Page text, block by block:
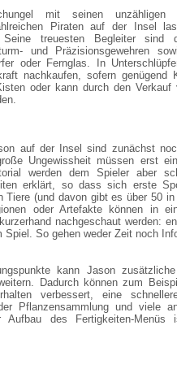
mit seinen
Piraten auf der Insel
treuesten Begleiter sind
und Präzisionsgewehren
oder Fernglas. In
nachkaufen, sofern genügend
oder kann durch den Verkauf
auf der Insel sind zunächst
Ungewissheit müssen erst
werden dem Spieler aber
erklärt, so dass sich erste
Tiere (und davon gibt es über 50
oder Artefakte können in
nachgeschaut werden:
So gehen weder Zeit noch
kann Jason
Dadurch können zum
verbessert, eine
Pflanzensammlung und viele
Aufbau des Fertigkeiten-Menüs